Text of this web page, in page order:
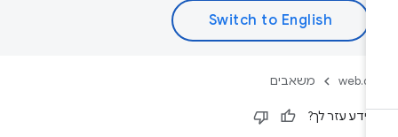
משאבים
עזר לך?